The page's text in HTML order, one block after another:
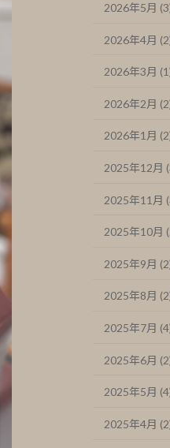
2026年5月
2026年4月
2026年3月
2026年2月
2026年1月
2025年12月
2025年11月
2025年10月
2025年9月
2025年8月
2025年7月
2025年6月
2025年5月
2025年4月